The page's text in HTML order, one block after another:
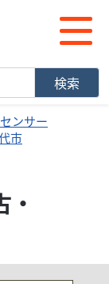
検索
ンサー
市